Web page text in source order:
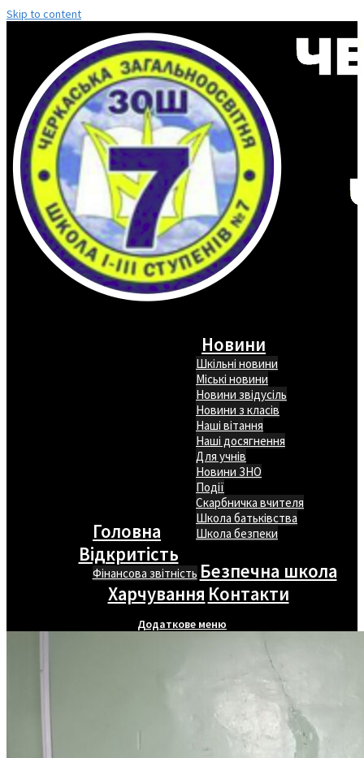
Skip to content
Головна
Новини
Шкільні новини
Міські новини
Новини звідусіль
Новини з класів
Наші вітання
Наші досягнення
Для учнів
Новини ЗНО
Події
Скарбничка вчителя
Школа батьківства
Школа безпеки
Відкритість
Фінансова звітність Безпечна школа
Харчування Контакти
Додаткове меню